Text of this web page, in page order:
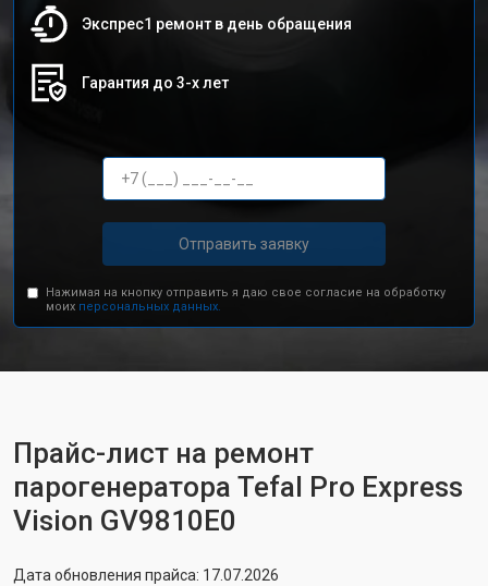
Экспрес1 ремонт в день обращения
Гарантия до 3-х лет
Отправить заявку
Нажимая на кнопку отправить я даю свое согласие на обработку
моих персональных данных.
Прайс-лист на ремонт
парогенератора Tefal Pro Express
Vision GV9810E0
Дата обновления прайса: 17.07.2026